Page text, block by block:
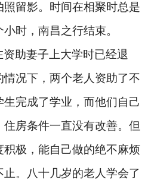
留影。时间在相聚时总是
时，南昌之行结束。
助妻子上大学时已经退
况下，两个老人资助了不
完成了学业，而他们自己
房条件一直没有改善。但
极，能自己做的绝不麻烦
。八十几岁的老人学会了